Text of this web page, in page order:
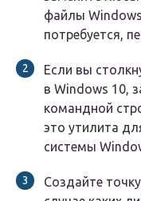
файлы
потребуется,
Если вы
в Windows 10,
командной
это утилита
системы
Создайте